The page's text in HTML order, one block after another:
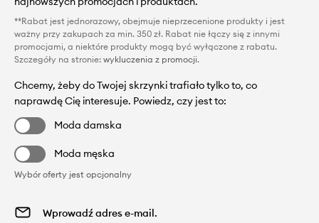
**Rabat jest jednorazowy, obejmuje nieprzecenione produkty i jest
ważny przy zakupach za min. 350 zł. Rabat nie łączy się z innymi
promocjami, a niektóre produkty mogą być wyłączone z rabatu.
Szczegóły na stronie: wykluczenia z promocji.
Chcemy, żeby do Twojej skrzynki trafiało tylko to, co
naprawdę Cię interesuje. Powiedz, czy jest to:
Moda damska
Moda męska
Wybór oferty jest opcjonalny